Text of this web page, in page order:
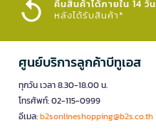
คืนสินค้าได้ภายใน 14 วัน
หลังได้รับสินค้า*
ศูนย์บริการลูกค้าบีทูเอส
ทุกวัน เวลา 8.30-18.00 น.
โทรศัพท์: 02-115-0999
อีเมล:b2sonlineshopping@b2s.co.th